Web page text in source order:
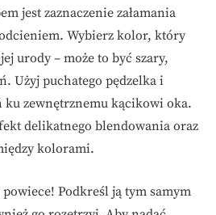
jest zaznaczenie załamania
Wybierz kolor, który
urody – może to być szary,
Użyj puchatego pędzelka i
zewnętrznemu kącikowi oka.
delikatnego blendowania oraz
kolorami.
Podkreśl ją tym samym